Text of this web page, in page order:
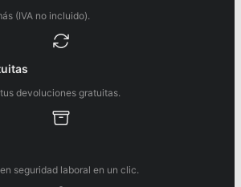
(IVA no incluido).
devoluciones gratuitas.
seguridad laboral en un clic.